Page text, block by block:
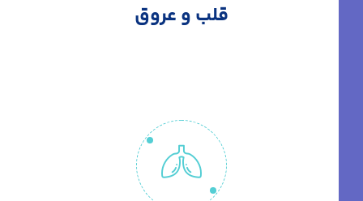
قلب و عروق